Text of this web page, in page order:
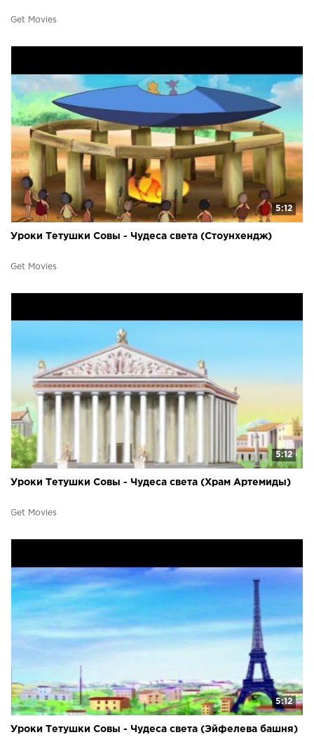
Get Movies
5:12
Уроки Тетушки Совы - Чудеса света (Стоунхендж)
Get Movies
5:12
Уроки Тетушки Совы - Чудеса света (Храм Артемиды)
Get Movies
5:12
Уроки Тетушки Совы - Чудеса света (Эйфелева башня)